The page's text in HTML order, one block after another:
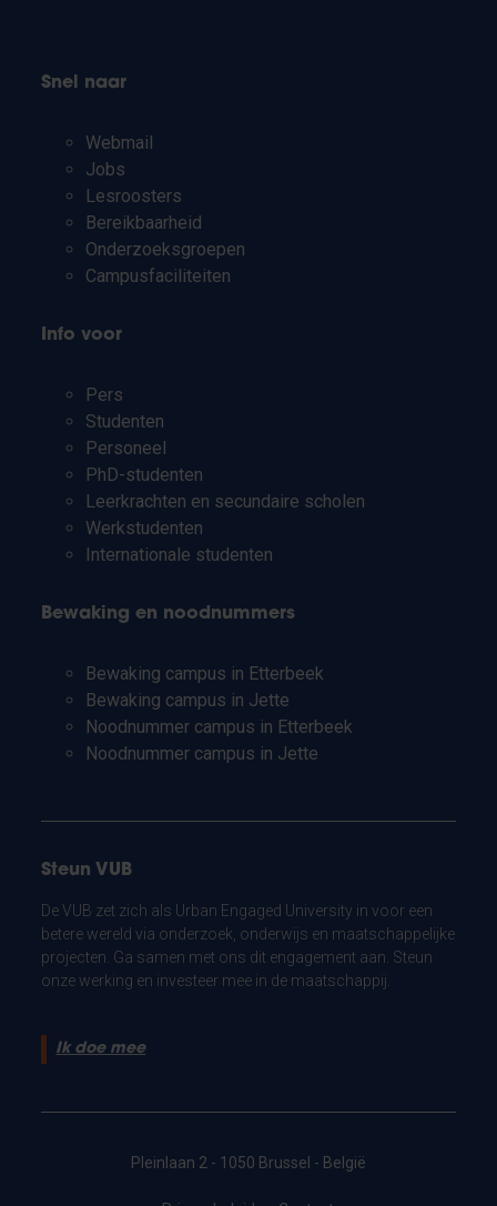
Snel naar
Webmail
Jobs
Lesroosters
Bereikbaarheid
Onderzoeksgroepen
Campusfaciliteiten
Info voor
Pers
Studenten
Personeel
PhD-studenten
Leerkrachten en secundaire scholen
Werkstudenten
Internationale studenten
Bewaking en noodnummers
Bewaking campus in Etterbeek
Bewaking campus in Jette
Noodnummer campus in Etterbeek
Noodnummer campus in Jette
Steun VUB
De VUB zet zich als Urban Engaged University in voor een
betere wereld via onderzoek, onderwijs en maatschappelijke
projecten. Ga samen met ons dit engagement aan. Steun
onze werking en investeer mee in de maatschappij.
Ik doe mee
Pleinlaan 2 - 1050 Brussel - België